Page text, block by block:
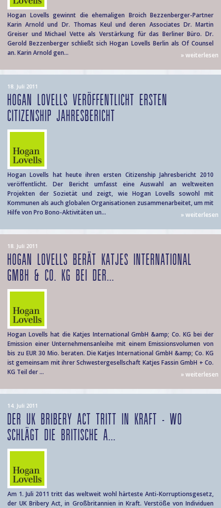
Hogan Lovells gewinnt die ehemaligen Broich Bezzenberger-Partner
Karin Arnold und Dr. Thomas Keul und deren Associates Dr. Martin
Greiser und Michael Vette als Verstärkung für das Berliner Büro. Dr.
Gerold Bezzenberger schließt sich Hogan Lovells Berlin als Of Counsel
an. Karin Arnold gen...
» weiterlesen
18. Juli 2011
HOGAN LOVELLS VERÖFFENTLICHT ERSTEN
CITIZENSHIP JAHRESBERICHT
Hogan Lovells hat heute ihren ersten Citizenship Jahresbericht 2010
veröffentlicht. Der Bericht umfasst eine Auswahl an weltweiten
Projekten der Sozietät und zeigt, wie Hogan Lovells sowohl mit
Kommunen als auch globalen Organisationen zusammenarbeitet, um mit
Hilfe von Pro Bono-Aktivitäten un...
» weiterlesen
18. Juli 2011
HOGAN LOVELLS BERÄT KATJES INTERNATIONAL
GMBH & CO. KG BEI DER...
Hogan Lovells hat die Katjes International GmbH &amp; Co. KG bei der
Emission einer Unternehmensanleihe mit einem Emissionsvolumen von
bis zu EUR 30 Mio. beraten. Die Katjes International GmbH &amp; Co. KG
ist gemeinsam mit ihrer Schwestergesellschaft Katjes Fassin GmbH + Co.
KG Teil der ...
» weiterlesen
14. Juli 2011
DER UK BRIBERY ACT TRITT IN KRAFT - WO
SCHLÄGT DIE BRITISCHE A...
Am 1. Juli 2011 tritt das weltweit wohl härteste Anti-Korruptionsgesetz,
der UK Bribery Act, in Großbritannien in Kraft. Verstöße von Individuen